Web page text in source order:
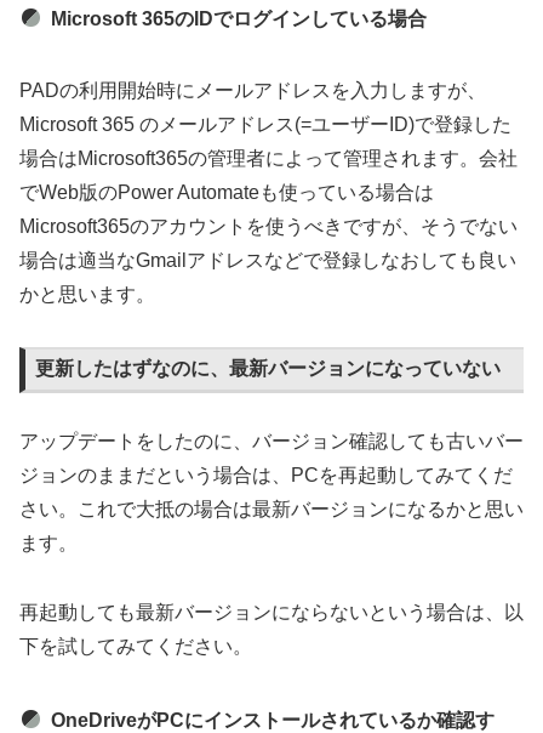
Microsoft 365のIDでログインしている場合
PADの利用開始時にメールアドレスを入力しますが、
Microsoft 365 のメールアドレス(=ユーザーID)で登録した
場合はMicrosoft365の管理者によって管理されます。会社
でWeb版のPower Automateも使っている場合は
Microsoft365のアカウントを使うべきですが、そうでない
場合は適当なGmailアドレスなどで登録しなおしても良い
かと思います。
更新したはずなのに、最新バージョンになっていない
アップデートをしたのに、バージョン確認しても古いバー
ジョンのままだという場合は、PCを再起動してみてくだ
さい。これで大抵の場合は最新バージョンになるかと思い
ます。
再起動しても最新バージョンにならないという場合は、以
下を試してみてください。
OneDriveがPCにインストールされているか確認す